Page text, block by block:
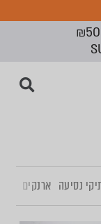
נסיעה ארנקים